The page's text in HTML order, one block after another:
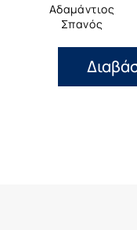
Αδαμάντιος
Σπανός